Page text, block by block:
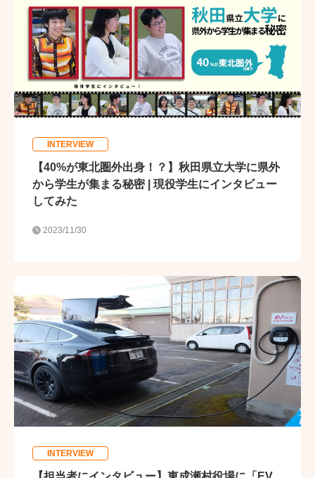
INTERVIEW
【40%が東北圏外出身！？】秋田県立大学に県外
から学生が集まる秘密 | 現役学生にインタビュー
してみた
2023/11/30
INTERVIEW